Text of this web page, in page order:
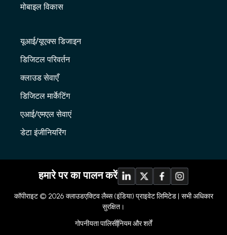
मोबाइल विकास
यूआई/यूएक्स डिजाइन
डिजिटल परिवर्तन
क्लाउड सेवाएँ
डिजिटल मार्केटिंग
एआई/एमएल सेवाएं
डेटा इंजीनियरिंग
हमारे पर का पालन करें
कॉपीराइट © 2026 क्लाउडएक्टिव लैब्स (इंडिया) प्राइवेट लिमिटेड | सभी अधिकार
सुरक्षित।
गोपनीयता पालिसीनियम और शर्तें